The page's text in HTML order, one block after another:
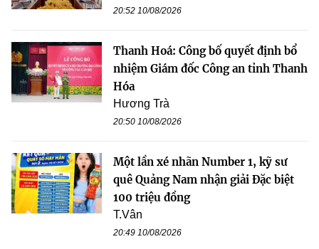
20:52 10/08/2026
Thanh Hoá: Công bố quyết định bổ
nhiệm Giám đốc Công an tỉnh Thanh
Hóa
Hương Trà
20:50 10/08/2026
Một lần xé nhãn Number 1, kỹ sư
quê Quảng Nam nhận giải Đặc biệt
100 triệu đồng
T.Vân
20:49 10/08/2026